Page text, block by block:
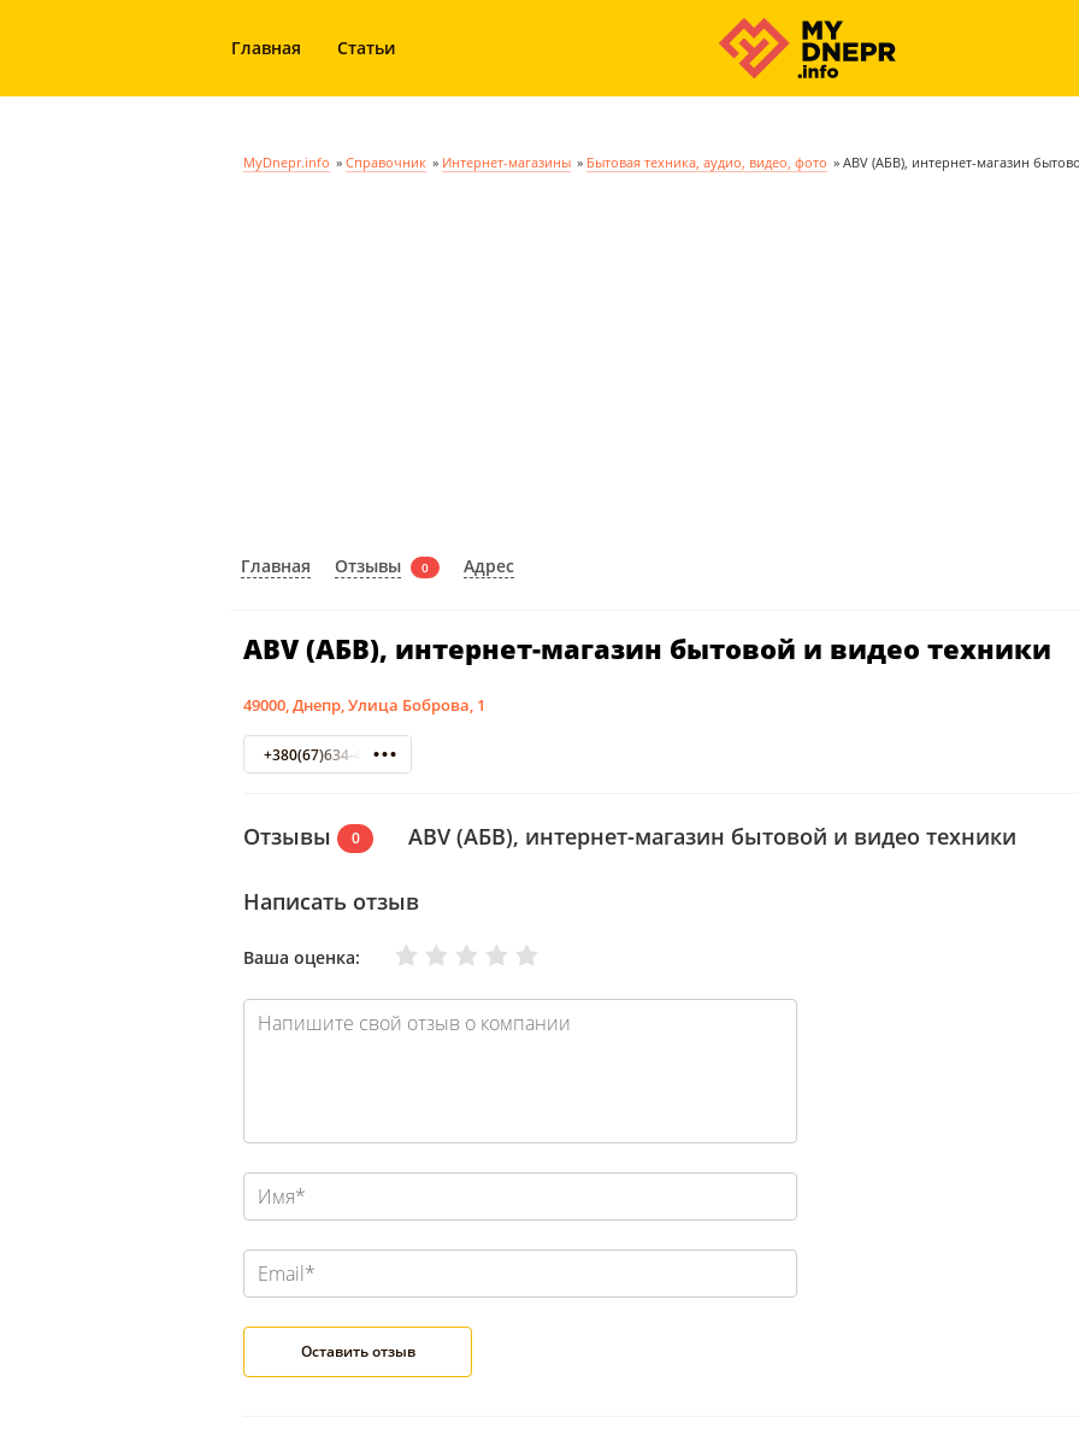
Главная Статьи
MyDnepr.info » Справочник » Интернет-магазины » Бытовая техника, аудио, видео, фото » ABV (АБВ), интернет-магазин
Главная Отзывы 0 Адрес
ABV (АБВ), интернет-магазин бытовой и видео техники
49000, Днепр, Улица Боброва, 1
+380(67)634-40-10
Отзывы 0 ABV (АБВ), интернет-магазин бытовой и видео техники
Написать отзыв
Ваша оценка: Отлично
Хорошо
Нормально
Плохо
Очень плохо